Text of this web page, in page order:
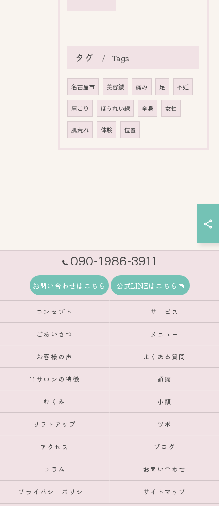
タグ Tags
名古屋市 美容鍼 痛み 足 不妊
肩こり ほうれい線 全身 女性
肌荒れ 体験 位置
090-1986-3911
お問い合わせはこちら 公式LINEはこちら
コンセプト サービス
ごあいさつ メニュー
お客様の声 よくある質問
当サロンの特徴 頭痛
むくみ 小顔
リフトアップ ツボ
アクセス ブログ
コラム お問い合わせ
プライバシーポリシー サイトマップ